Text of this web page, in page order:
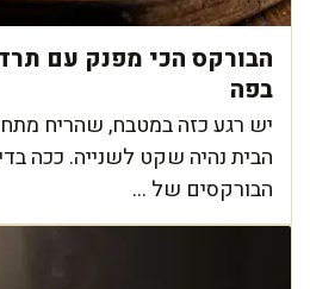
הבורקס הכי מפנק עם תרד
בפה
יש רגע כזה במטבח, שהריח
הבית נהיה שקט לשנייה. ככה
הבורקסים של ...